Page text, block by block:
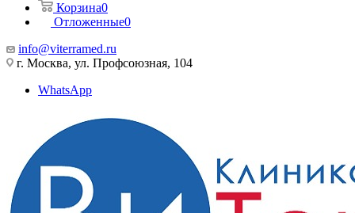
Корзина0
Отложенные0
info@viterramed.ru
г. Москва, ул. Профсоюзная, 104
WhatsApp